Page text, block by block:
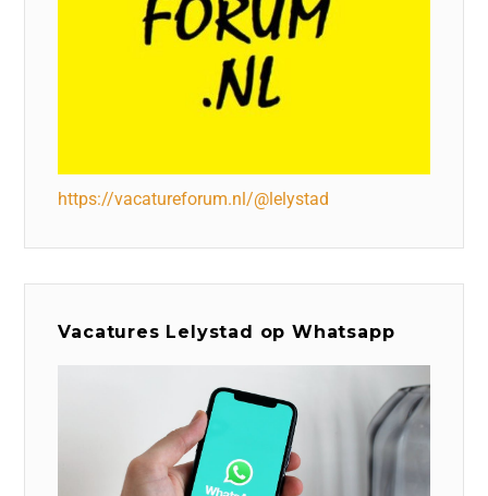
https://vacatureforum.nl/@lelystad
Vacatures Lelystad op Whatsapp